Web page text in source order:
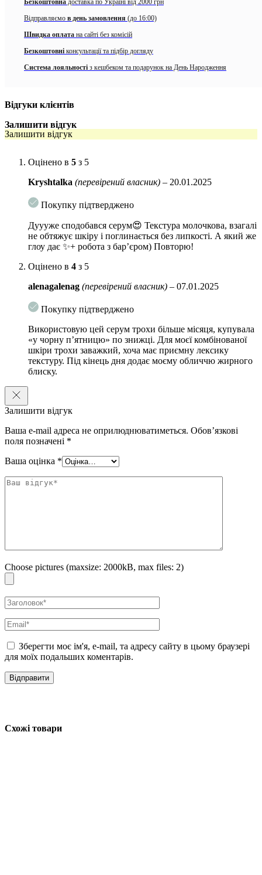
Підвищує пружність і захисні властивості шкіри
фініш
антиоксидантну та себорегулюючу дію.
Екстракт рису
зменшує тьмяність, робить шкіру м’якою і бархатистою.
яка стимулює вироблення колагену, зменшує зморшки та
Особливості використання
рівномірно розподіліть та залиште до повного вбирання.
Безкоштовна доставка по Україні від 2000 грн
Відправляємо в день замовлення (до 16:00)
Швидка оплата на сайті без комісій
Безкоштовні консультації та підбір догляду
Система лояльності з кешбеком та подарунок на День Народження
Відгуки клієнтів
Залишити відгук
Залишити відгук
Оцінено в 5 з 5
Kryshtalka (перевірений власник) – 20.01.2025
Покупку підтверджено
Дуууже сподобався серум😍 Текстура молочкова, взагалі
не обтяжує шкіру і поглинається без липкості. А який же
глоу дає ✨+ робота з барʼєром) Повторю!
Оцінено в 4 з 5
alenagalenag (перевірений власник) – 07.01.2025
Покупку підтверджено
Використовую цей серум трохи більше місяця, купувала
«у чорну пʼятницю» по знижці. Для моєї комбінованої
шкіри трохи заважкий, хоча має приємну лексику
текстуру. Під кінець дня додає моєму обличчю жирного
блиску.
Залишити відгук
Ваша e-mail адреса не оприлюднюватиметься. Обов’язкові
поля позначені *
Ваша оцінка *
Choose pictures (maxsize: 2000kB, max files: 2)
Зберегти моє ім'я, e-mail, та адресу сайту в цьому браузері
для моїх подальших коментарів.
Схожі товари
@allface.ua • Follow
Зустрічаємось в ALL FACE: гарантовані подарунки до
CUSKIN. Таке точно не можна пропустити 🤍 Лише
онлайн.
9 години ago